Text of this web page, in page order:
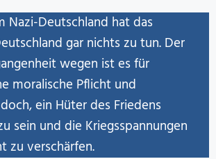
Nazi-Deutschland hat das
gar nichts zu tun. Der
wegen ist es für
moralische Pflicht und
ein Hüter des Friedens
sein und die Kriegsspannungen
zu verschärfen.